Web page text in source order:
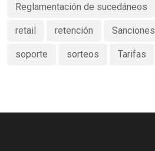
Reglamentación de sucedáneos
retail retención Sanciones
soporte sorteos Tarifas